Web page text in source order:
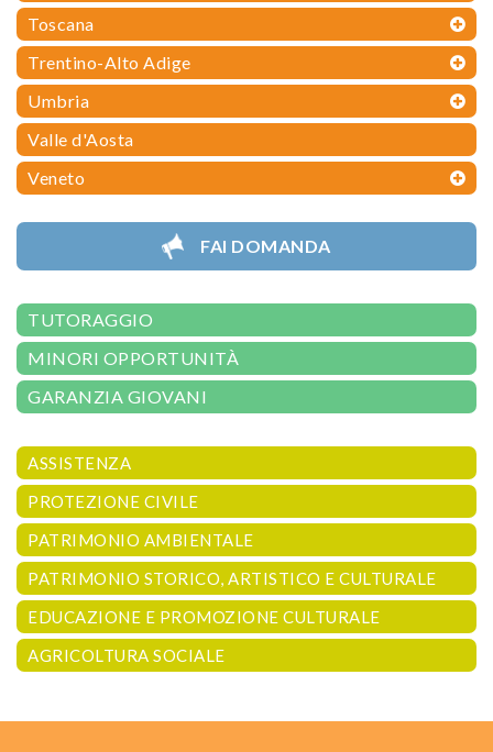
Toscana
Trentino-Alto Adige
Umbria
Valle d'Aosta
Veneto
FAI DOMANDA
TUTORAGGIO
MINORI OPPORTUNITÀ
GARANZIA GIOVANI
ASSISTENZA
PROTEZIONE CIVILE
PATRIMONIO AMBIENTALE
PATRIMONIO STORICO, ARTISTICO E CULTURALE
EDUCAZIONE E PROMOZIONE CULTURALE
AGRICOLTURA SOCIALE